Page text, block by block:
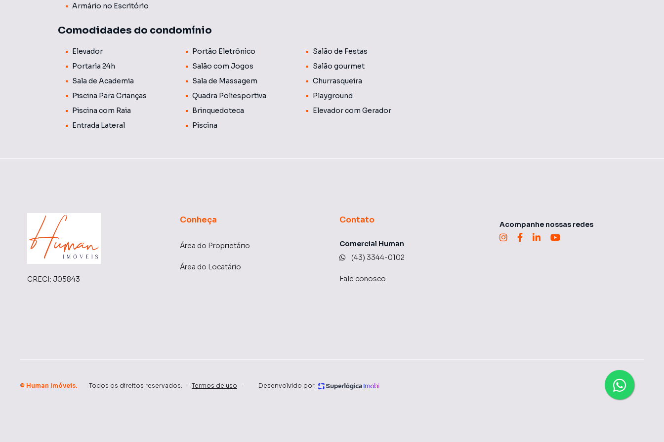
💡 Informações Importantes:
mensais do edifício. As tarifas de água e gás não estão incluídas nessa média e geralmente são
Armário no Escritório
Comodidades do condomínio
Elevador Portão Eletrônico
Salão de Festas
Portaria 24h
Salão com Jogos
Salão gourmet
Sala de Academia
Sala de Massagem
Churrasqueira
Piscina Para Crianças
Quadra Poliesportiva
Playground
Piscina com Raia
Brinquedoteca
Elevador com Gerador
Entrada Lateral
Piscina
CRECI: J05843
Conheça
Área do Proprietário
Área do Locatário
Contato
Comercial Human
(43) 3344-0102
Fale conosco
Acompanhe nossas redes
© Human Imóveis. Todos os direitos reservados. · Termos de uso · Desenvolvido por